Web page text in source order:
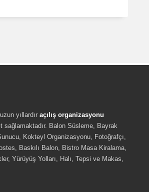
uzun yıllardır açılış organizasyonu
sağlamaktadır. Balon Süsleme, Bayrak
Kokteyl Organizasyonu, Fotoğrafçı,
Baskılı Balon, Bistro Masa Kiralama,
Yürüyüş Yolları, Halı, Tepsi ve Makas,